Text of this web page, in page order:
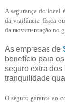
A segurança do local
da vigilância física
da movimentação no
As empresas de
benefício para
seguro extra dos
tranquilidade
O seguro garante ao